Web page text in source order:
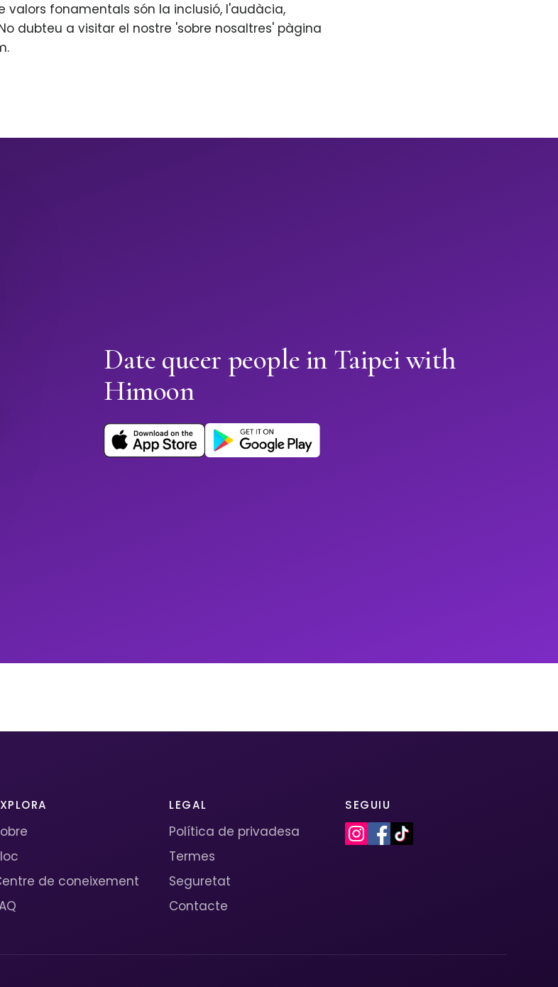
valors fonamentals són la inclusió, l'audàcia,
dubteu a visitar el nostre 'sobre nosaltres' pàgina
Date queer people in Taipei with
Himoon
de coneixement
LEGAL
Política de privadesa
Termes
Seguretat
Contacte
SEGUIU